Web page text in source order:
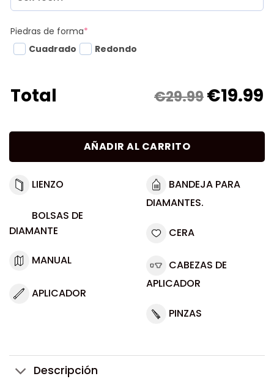
Piedras de forma*
Cuadrado
Redondo
Total €29.99€19.99
AÑADIR AL CARRITO
LIENZO
BOLSAS DE
DIAMANTE
MANUAL
APLICADOR
BANDEJA PARA
DIAMANTES.
CERA
CABEZAS DE
APLICADOR
PINZAS
Descripción